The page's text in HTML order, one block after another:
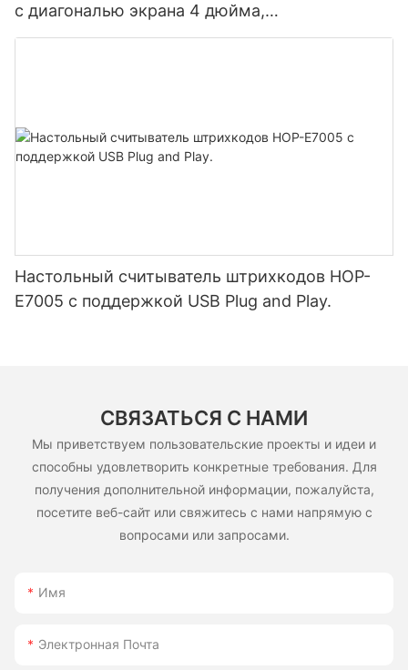
с диагональю экрана 4 дюйма,
аккумулятором 5200 мАч, Bluetooth,
Настольный считыватель штрихкодов HOP-
E7005 с поддержкой USB Plug and Play.
СВЯЗАТЬСЯ С НАМИ
Мы приветствуем пользовательские проекты и идеи и
способны удовлетворить конкретные требования. Для
получения дополнительной информации, пожалуйста,
посетите веб-сайт или свяжитесь с нами напрямую с
вопросами или запросами.
Имя
Электронная Почта